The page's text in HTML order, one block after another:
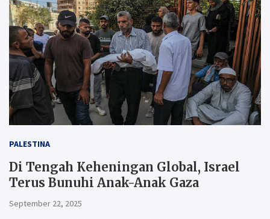
PALESTINA
Di Tengah Keheningan Global, Israel
Terus Bunuhi Anak-Anak Gaza
September 22, 2025